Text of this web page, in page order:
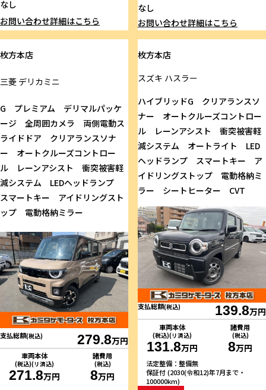
なし
お問い合わせ詳細はこちら
なし
お問い合わせ詳細はこちら
枚方本店
三菱 デリカミニ
G プレミアム デリマルパッケ
ージ 全周囲カメラ 両側電動ス
ライドドア クリアランスソナ
ー オートクルーズコントロー
ル レーンアシスト 衝突被害軽
減システム LEDヘッドランプ
スマートキー アイドリングスト
ップ 電動格納ミラー
支払総額(税込) 279.8万円
車両本体
(税込)(リ済込)
271.8万円
諸費用
(税込)
8万円
枚方本店
スズキ ハスラー
ハイブリッドG クリアランスソ
ナー オートクルーズコントロー
ル レーンアシスト 衝突被害軽
減システム オートライト LED
ヘッドランプ スマートキー ア
イドリングストップ 電動格納ミ
ラー シートヒーター CVT
支払総額(税込) 139.8万円
車両本体
(税込)(リ済込)
131.8万円
諸費用
(税込)
8万円
法定整備：整備無
保証付 (2030(令和12)年7月まで・
100000km)